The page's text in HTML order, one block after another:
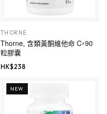
THORNE
Thorne, 含類黃酮維他命 C，90
粒膠囊
HK$238
NEW